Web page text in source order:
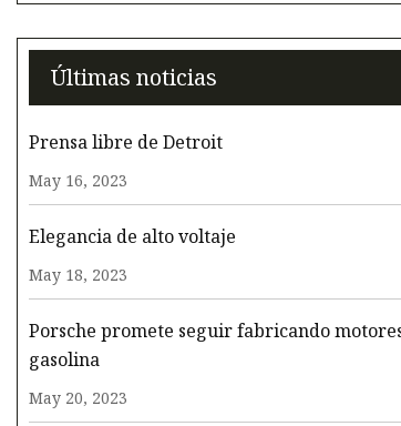
Últimas noticias
Prensa libre de Detroit
May 16, 2023
Elegancia de alto voltaje
May 18, 2023
Porsche promete seguir fabricando
gasolina
May 20, 2023